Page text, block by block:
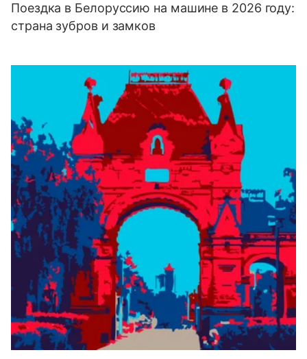
Поездка в Белоруссию на машине в 2026 году:
страна зубров и замков